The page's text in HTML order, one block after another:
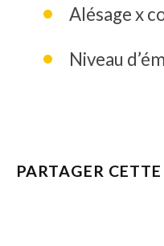
Alésage x
Niveau
PARTAGER